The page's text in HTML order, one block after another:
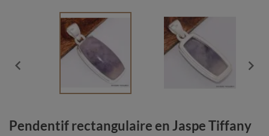
 
Pendentif rectangulaire en Jaspe Tiffany